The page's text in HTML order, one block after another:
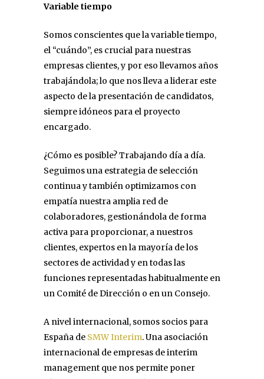
Variable tiempo
Somos conscientes que la variable tiempo,
el “cuándo”, es crucial para nuestras
empresas clientes, y por eso llevamos años
trabajándola; lo que nos lleva a liderar este
aspecto de la presentación de candidatos,
siempre idóneos para el proyecto
encargado.
¿Cómo es posible? Trabajando día a día.
Seguimos una estrategia de selección
continua y también optimizamos con
empatía nuestra amplia red de
colaboradores, gestionándola de forma
activa para proporcionar, a nuestros
clientes, expertos en la mayoría de los
sectores de actividad y en todas las
funciones representadas habitualmente en
un Comité de Dirección o en un Consejo.
A nivel internacional, somos socios para
España de SMW Interim. Una asociación
internacional de empresas de interim
management que nos permite poner